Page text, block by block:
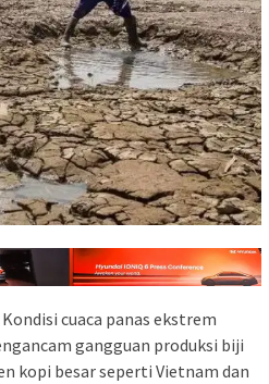
Kondisi cuaca panas ekstrem
gangguan produksi biji
kopi besar seperti Vietnam dan